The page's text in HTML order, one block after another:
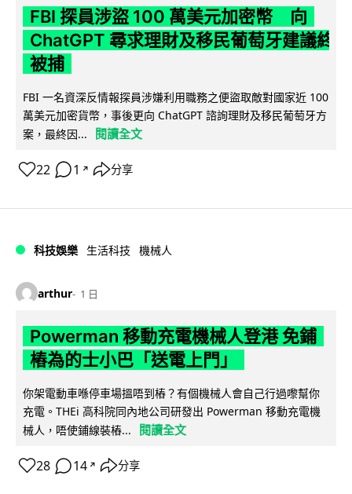
FBI 探員涉盜 100 萬美元加密幣 向
ChatGPT 尋求理財及移民葡萄牙建議終
被捕
FBI 一名資深反情報探員涉嫌利用職務之便盜取敵對國家近 100
萬美元加密貨幣，事後更向 ChatGPT 諮詢理財及移民葡萄牙方
案，最終因...
閱讀全文
22 1 ↗ 分享
科技娛樂 生活科技 機械人
arthur 1 日
Powerman 移動充電機械人登港 免鋪
樁為的士小巴「送電上門」
你架電動車喺停車場搵唔到樁？有個機械人會自己行過嚟幫你
充電。THEi 高科院同內地公司研發出 Powerman 移動充電機
械人，唔使鋪線裝樁...
閱讀全文
28 14 ↗ 分享